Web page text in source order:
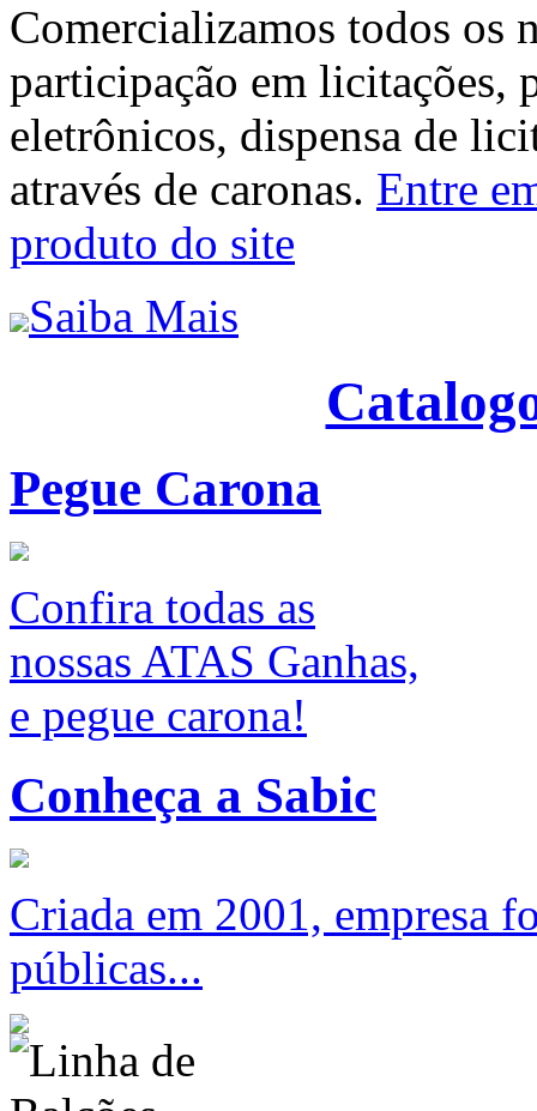
Comercializamos todos os
participação em licitações,
eletrônicos, dispensa de
através de caronas. Entre
produto do site
Saiba Mais
Pegue Carona
Confira todas as
nossas ATAS Ganhas,
e pegue carona!
Conheça a Sabic
Criada em 2001, empresa
públicas...